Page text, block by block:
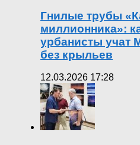
Гнилые трубы
миллионника»:
урбанисты учат
без крыльев
12.03.2026 17:28